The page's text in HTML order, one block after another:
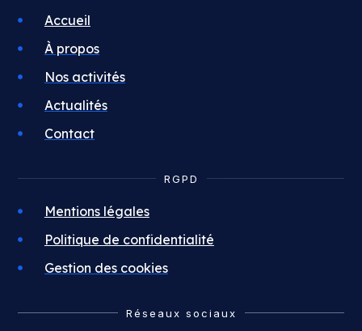
Accueil
À propos
Nos activités
Actualités
Contact
RGPD
Mentions légales
Politique de confidentialité
Gestion des cookies
Réseaux sociaux